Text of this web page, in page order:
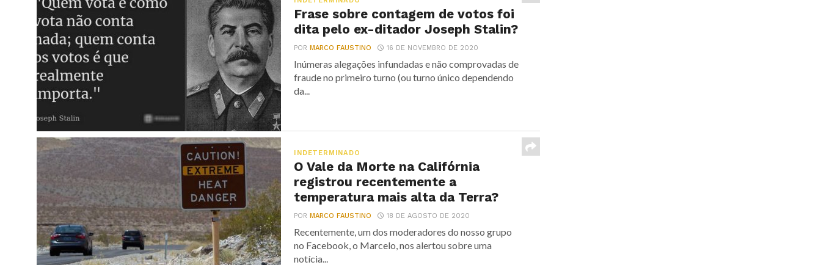
Frase sobre contagem de votos foi
dita pelo ex-ditador Joseph Stalin?
PORMARCO FAUSTINO 16 DE NOVEMBRO DE 2020
Inúmeras alegações infundadas e não comprovadas de
fraude no primeiro turno (ou turno único dependendo
da...
INDETERMINADO
O Vale da Morte na Califórnia
registrou recentemente a
temperatura mais alta da Terra?
PORMARCO FAUSTINO 18 DE AGOSTO DE 2020
Recentemente, um dos moderadores do nosso grupo
no Facebook, o Marcelo, nos alertou sobre uma
notícia...